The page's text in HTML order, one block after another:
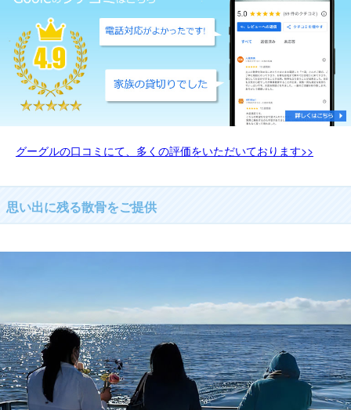
グーグルの口コミにて、多くの評価をいただいております>>
思い出に残る散骨をご提供